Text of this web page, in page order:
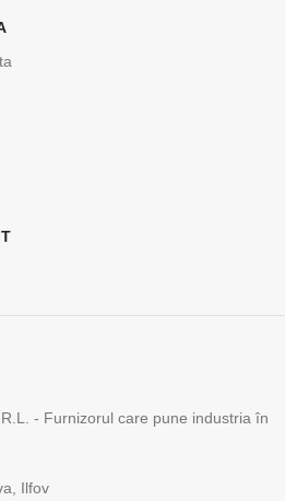
- Furnizorul care pune industria în
Ilfov